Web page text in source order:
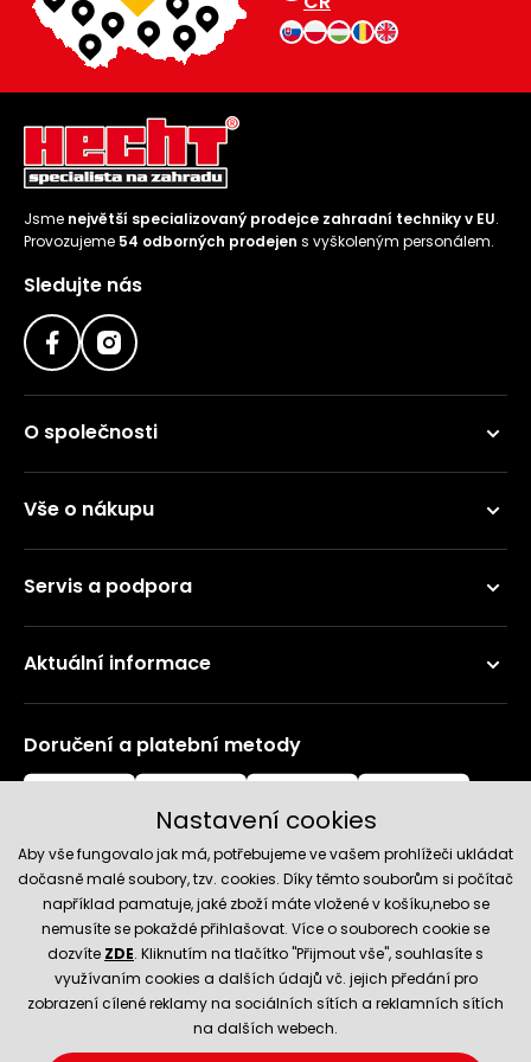
Jsme největší specializovaný prodejce zahradní techniky v EU.
Provozujeme 54 odborných prodejen s vyškoleným personálem.
Sledujte nás
O společnosti
Vše o nákupu
Servis a podpora
Aktuální informace
Doručení a platební metody
Spolehlivý obchod
Nastavení cookies
Aby vše fungovalo jak má, potřebujeme ve vašem prohlížeči ukládat
dočasně malé soubory, tzv. cookies. Díky těmto souborům si počítač
například pamatuje, jaké zboží máte vložené v košíku,nebo se
nemusíte se pokaždé přihlašovat. Více o souborech cookie se
dozvíte ZDE. Kliknutím na tlačítko "Přijmout vše", souhlasíte s
využívaním cookies a dalších údajů vč. jejich předání pro
zobrazení cílené reklamy na sociálních sítích a reklamních sítích
na dalších webech.